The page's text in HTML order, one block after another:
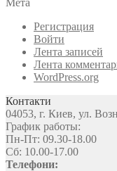
Мета
Регистрация
Войти
Лента записей
Лента
WordPress.org
Контакти
04053, г. Киев, ул.
График работы:
Пн-Пт: 09.30-18.00
Сб: 10.00-17.00
Телефони: